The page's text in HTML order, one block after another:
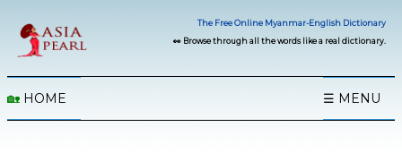
The Free Online Myanmar-English Dictionary
👀 Browse through all the words like a real dictionary.
🏡 HOME ☰ MENU